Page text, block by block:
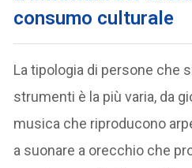
consumo culturale
La tipologia di persone che
strumenti è la più varia, da
musica che riproducono
a suonare a orecchio che